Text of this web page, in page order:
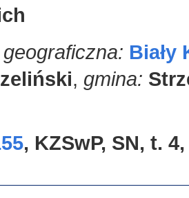
Biały
, gmina:
, KZSwP, SN, t.